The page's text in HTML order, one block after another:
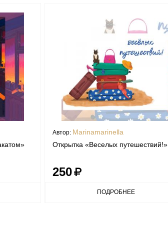
Автор: Marinamarinella
Открытка «Веселых путешествий!»
250
ПОДРОБНЕЕ